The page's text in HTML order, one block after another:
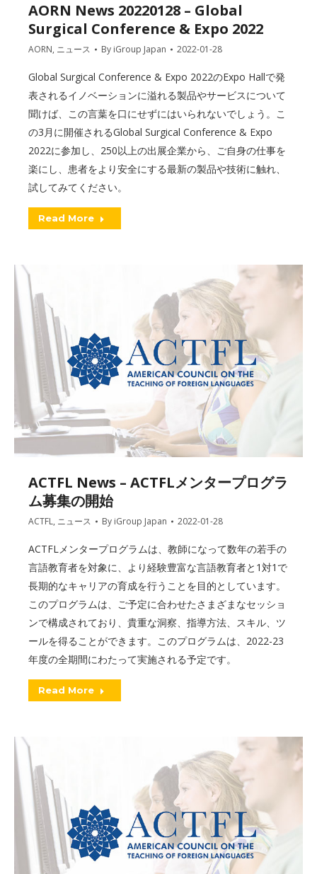
AORN News 20220128 – Global
Surgical Conference & Expo 2022
AORN, ニュース By iGroup Japan 2022-01-28
Global Surgical Conference & Expo 2022のExpo Hallで発
表されるイノベーションに溢れる製品やサービスについて
聞けば、この言葉を口にせずにはいられないでしょう。こ
の3月に開催されるGlobal Surgical Conference & Expo
2022に参加し、250以上の出展企業から、ご自身の仕事を
楽にし、患者をより安全にする最新の製品や技術に触れ、
試してみてください。
Read More
ACTFL News – ACTFLメンタープログラ
ム募集の開始
ACTFL, ニュース By iGroup Japan 2022-01-28
ACTFLメンタープログラムは、教師になって数年の若手の
言語教育者を対象に、より経験豊富な言語教育者と1対1で
長期的なキャリアの育成を行うことを目的としています。
このプログラムは、ご予定に合わせたさまざまなセッショ
ンで構成されており、貴重な洞察、指導方法、スキル、ツ
ールを得ることができます。このプログラムは、2022-23
年度の全期間にわたって実施される予定です。
Read More